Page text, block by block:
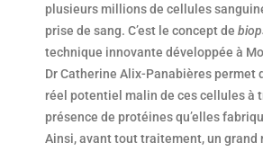
plusieurs millions de cellules
prise de sang. C’est le concept de
technique innovante développée à
Dr Catherine Alix-Panabières permet
réel potentiel malin de ces cellules à
présence de protéines qu’elles
Ainsi, avant tout traitement, un grand